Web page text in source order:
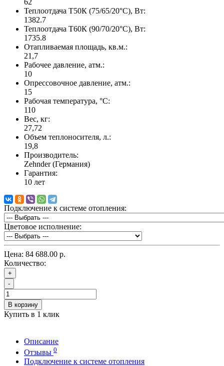
62
Теплоотдача Т50К (75/65/20°C), Вт:
1382.7
Теплоотдача Т60К (90/70/20°C), Вт:
1735.8
Отапливаемая площадь, кв.м.:
21,7
Рабочее давление, атм.:
10
Опрессовочное давление, атм.:
15
Рабочая температура, °C:
110
Вес, кг:
27,72
Объем теплоносителя, л.:
19,8
Производитель:
Zehnder (Германия)
Гарантия:
10 лет
Подключение к системе отопления:
Цветовое исполнение:
Цена: 84 688.00 р.
Количество:
+
-
В корзину
Купить в 1 клик
Описание
Отзывы 0
Подключение к системе отопления